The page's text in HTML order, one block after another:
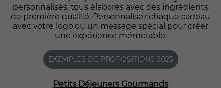
personnalisés, tous élaborés avec des ingrédients
de première qualité. Personnalisez chaque cadeau
avec votre logo ou un message spécial pour créer
une expérience mémorable.
EXEMPLES DE PROPOSITIONS 2025
Petits Déjeuners Gourmands